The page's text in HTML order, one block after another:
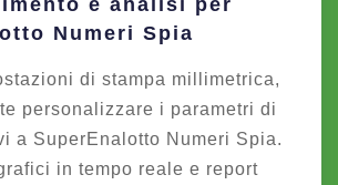
Numeri Spia
di stampa millimetrica,
personalizzare i parametri di
a SuperEnalotto Numeri Spia.
in tempo reale e report